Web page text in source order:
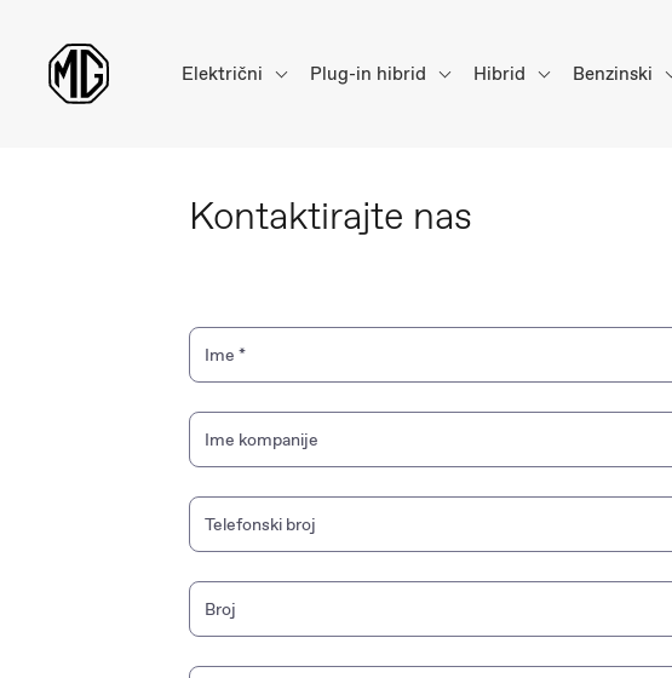
Električni Plug-in hibrid Hibrid Benzinski
Kontaktirajte nas
Ime *
Ime kompanije
Telefonski broj
Broj